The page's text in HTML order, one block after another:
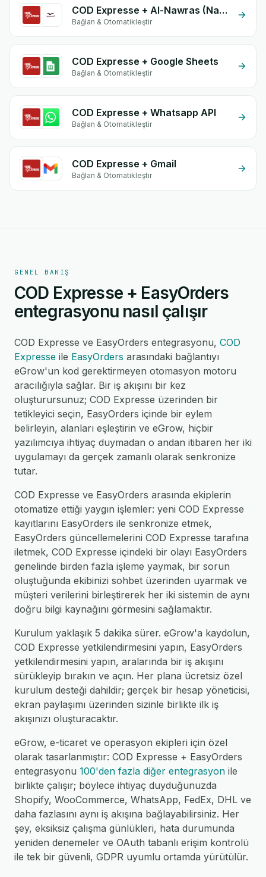
COD Expresse + Al-Nawras (Nawris)
Bağlan & Otomatikleştir
COD Expresse + Google Sheets
Bağlan & Otomatikleştir
COD Expresse + Whatsapp API
Bağlan & Otomatikleştir
COD Expresse + Gmail
Bağlan & Otomatikleştir
GENEL BAKIŞ
COD Expresse + EasyOrders
entegrasyonu nasıl çalışır
COD Expresse ve EasyOrders entegrasyonu, COD
Expresse ile EasyOrders arasındaki bağlantıyı
eGrow'un kod gerektirmeyen otomasyon motoru
aracılığıyla sağlar. Bir iş akışını bir kez
oluşturursunuz; COD Expresse üzerinden bir
tetikleyici seçin, EasyOrders içinde bir eylem
belirleyin, alanları eşleştirin ve eGrow, hiçbir
yazılımcıya ihtiyaç duymadan o andan itibaren her iki
uygulamayı da gerçek zamanlı olarak senkronize
tutar.
COD Expresse ve EasyOrders arasında ekiplerin
otomatize ettiği yaygın işlemler: yeni COD Expresse
kayıtlarını EasyOrders ile senkronize etmek,
EasyOrders güncellemelerini COD Expresse tarafına
iletmek, COD Expresse içindeki bir olayı EasyOrders
genelinde birden fazla işleme yaymak, bir sorun
oluştuğunda ekibinizi sohbet üzerinden uyarmak ve
müşteri verilerini birleştirerek her iki sistemin de aynı
doğru bilgi kaynağını görmesini sağlamaktır.
Kurulum yaklaşık 5 dakika sürer. eGrow'a kaydolun,
COD Expresse yetkilendirmesini yapın, EasyOrders
yetkilendirmesini yapın, aralarında bir iş akışını
sürükleyip bırakın ve açın. Her plana ücretsiz özel
kurulum desteği dahildir; gerçek bir hesap yöneticisi,
ekran paylaşımı üzerinden sizinle birlikte ilk iş
akışınızı oluşturacaktır.
eGrow, e-ticaret ve operasyon ekipleri için özel
olarak tasarlanmıştır: COD Expresse + EasyOrders
entegrasyonu 100'den fazla diğer entegrasyon ile
birlikte çalışır; böylece ihtiyaç duyduğunuzda
Shopify, WooCommerce, WhatsApp, FedEx, DHL ve
daha fazlasını aynı iş akışına bağlayabilirsiniz. Her
şey, eksiksiz çalışma günlükleri, hata durumunda
yeniden denemeler ve OAuth tabanlı erişim kontrolü
ile tek bir güvenli, GDPR uyumlu ortamda yürütülür.